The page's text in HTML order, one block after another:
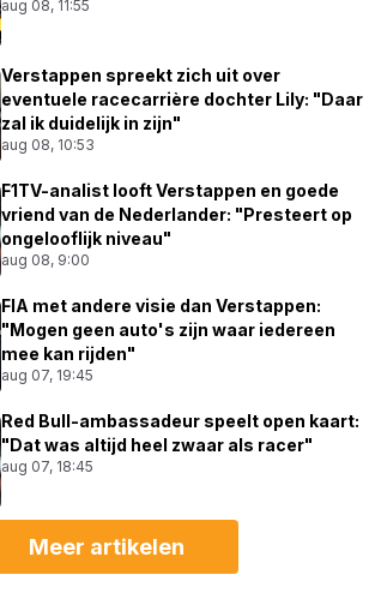
aug 08, 11:55
Verstappen spreekt zich uit over
eventuele racecarrière dochter Lily: "Daar
zal ik duidelijk in zijn"
aug 08, 10:53
F1TV-analist looft Verstappen en goede
vriend van de Nederlander: "Presteert op
ongelooflijk niveau"
aug 08, 9:00
FIA met andere visie dan Verstappen:
"Mogen geen auto's zijn waar iedereen
mee kan rijden"
aug 07, 19:45
Red Bull-ambassadeur speelt open kaart:
"Dat was altijd heel zwaar als racer"
aug 07, 18:45
Meer artikelen